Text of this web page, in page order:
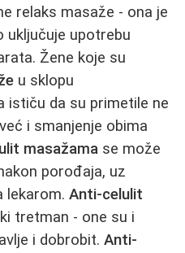
relaks masaže - ona je
uključuje upotrebu
Žene koje su
u sklopu
ističu da su primetile ne
i smanjenje obima
masažama se može
porođaja, uz
lekarom. Anti-celulit
tretman - one su i
i dobrobit. Anti-